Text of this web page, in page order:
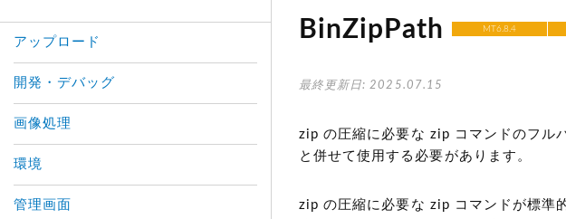
BinZipPath MT6.8.4
最終更新日: 2025.07.15
zip の圧縮に必要な zip コマンドのフル
と併せて使用する必要があります。
zip の圧縮に必要な zip コマンドが標準
アップロード
開発・デバッグ
画像処理
環境
管理画面